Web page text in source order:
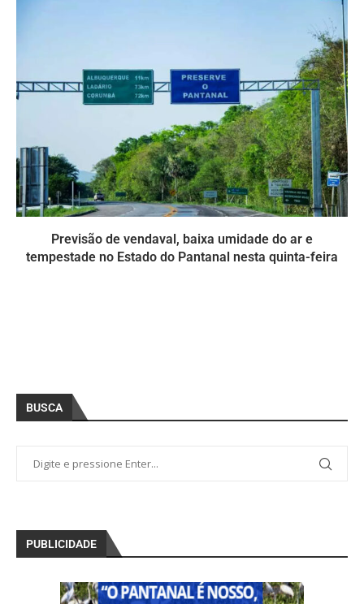
Previsão de vendaval, baixa umidade do ar e
tempestade no Estado do Pantanal nesta quinta-feira
BUSCA
PUBLICIDADE